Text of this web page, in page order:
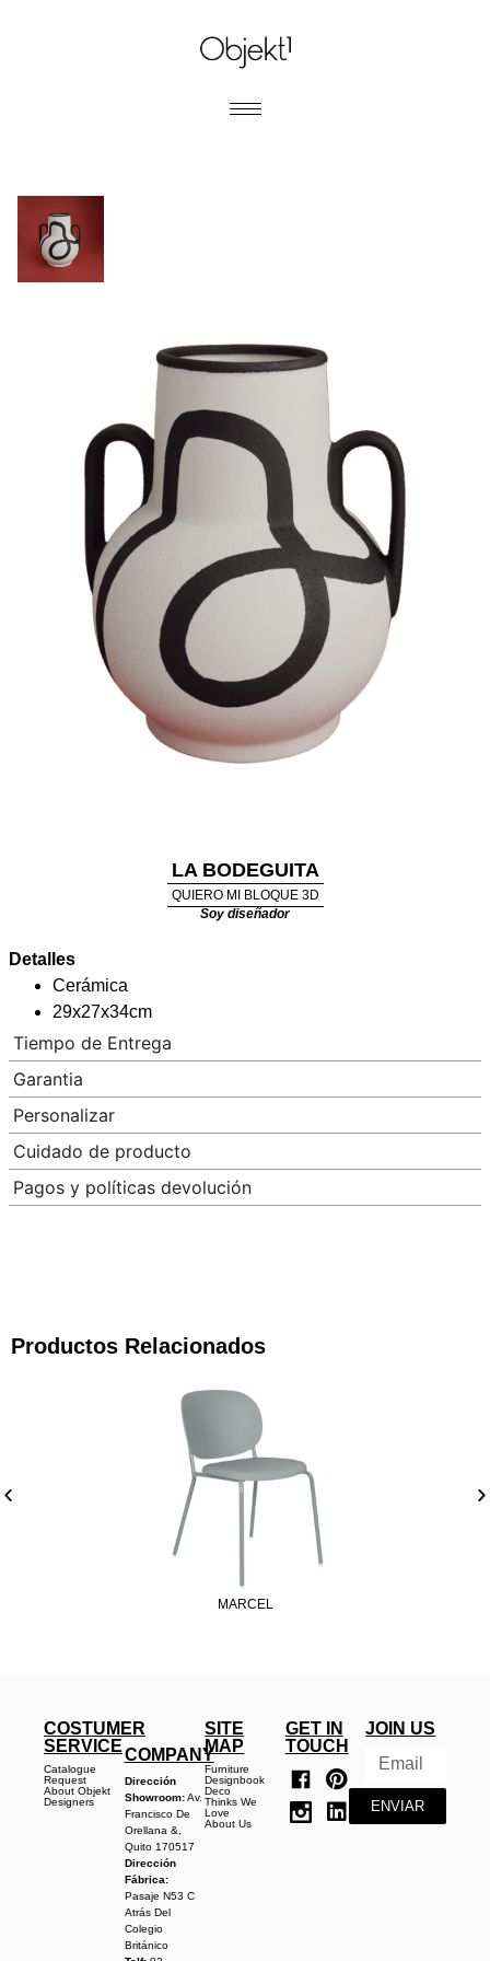
LA BODEGUITA
QUIERO MI BLOQUE 3D
Soy diseñador
Detalles
Cerámica
29x27x34cm
Tiempo de Entrega
Garantia
Personalizar
Cuidado de producto
Pagos y políticas devolución
Productos Relacionados
MARCEL
COSTUMER
SERVICE
Catalogue
Request
About Objekt
Designers
COMPANY
Dirección
Showroom:Av.
Francisco De
Orellana &,
Quito 170517
Dirección
Fábrica:
Pasaje N53 C
Atrás Del
Colegio
Británico
SITE
MAP
Furniture
Designbook
Deco
Thinks We
Love
About Us
GET IN
TOUCH
JOIN US
ENVIAR